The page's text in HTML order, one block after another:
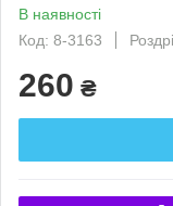
В наявності
Код: 8-3163
260 ₴